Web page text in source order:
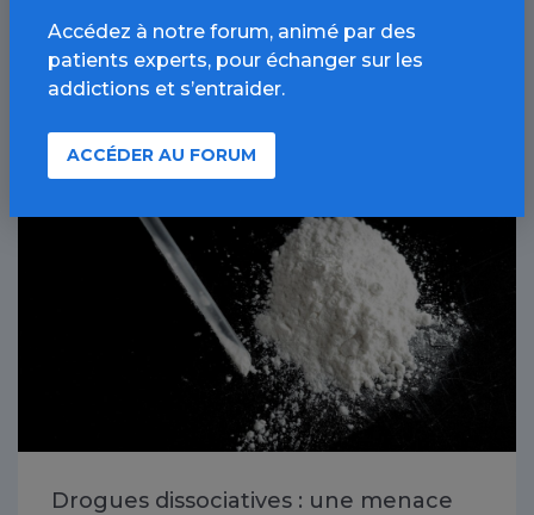
À lire aussi
Drogues dissociatives : une menace
Accédez à notre forum, animé par des
patients experts, pour échanger sur les
addictions et s’entraider.
ACCÉDER AU FORUM